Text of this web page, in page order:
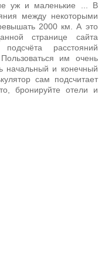
уж и маленькие ... В
между некоторыми
2000 км. А это
странице сайта
подсчёта расстояний
им очень
начальный и конечный
сам подсчитает
бронируйте отели и